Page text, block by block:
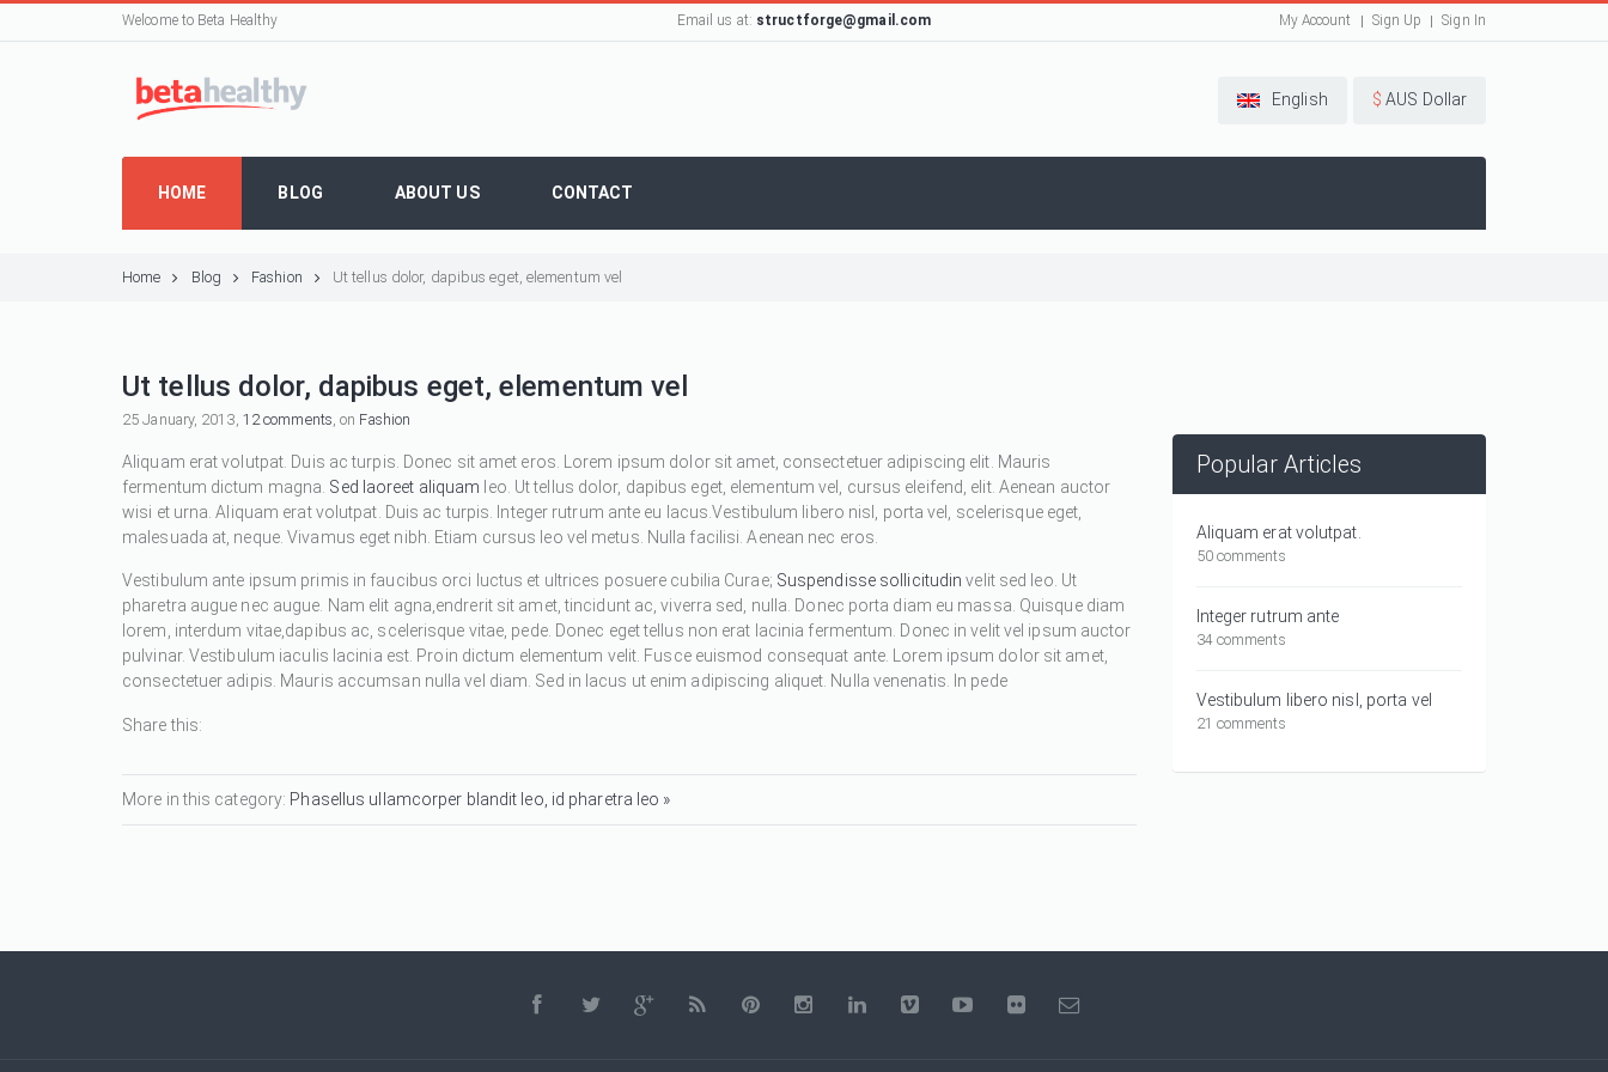
Welcome to Beta Healthy Email us at: structforge@gmail.com My Account Sign Up Sign In
English $ AUS Dollar
HOME BLOG ABOUT US CONTACT
Home Blog Fashion Ut tellus dolor, dapibus eget, elementum vel
Ut tellus dolor, dapibus eget, elementum vel
25 January, 2013, 12 comments, on Fashion
Aliquam erat volutpat. Duis ac turpis. Donec sit amet eros. Lorem ipsum dolor sit amet, consectetuer adipiscing elit. Mauris
fermentum dictum magna. Sed laoreet aliquam leo. Ut tellus dolor, dapibus eget, elementum vel, cursus eleifend, elit. Aenean auctor
wisi et urna. Aliquam erat volutpat. Duis ac turpis. Integer rutrum ante eu lacus.Vestibulum libero nisl, porta vel, scelerisque eget,
malesuada at, neque. Vivamus eget nibh. Etiam cursus leo vel metus. Nulla facilisi. Aenean nec eros.
Vestibulum ante ipsum primis in faucibus orci luctus et ultrices posuere cubilia Curae; Suspendisse sollicitudin velit sed leo. Ut
pharetra augue nec augue. Nam elit agna,endrerit sit amet, tincidunt ac, viverra sed, nulla. Donec porta diam eu massa. Quisque diam
lorem, interdum vitae,dapibus ac, scelerisque vitae, pede. Donec eget tellus non erat lacinia fermentum. Donec in velit vel ipsum auctor
pulvinar. Vestibulum iaculis lacinia est. Proin dictum elementum velit. Fusce euismod consequat ante. Lorem ipsum dolor sit amet,
consectetuer adipis. Mauris accumsan nulla vel diam. Sed in lacus ut enim adipiscing aliquet. Nulla venenatis. In pede
Share this:
More in this category: Phasellus ullamcorper blandit leo, id pharetra leo »
Popular Articles
Aliquam erat volutpat.
50 comments
Integer rutrum ante
34 comments
Vestibulum libero nisl, porta vel
21 comments